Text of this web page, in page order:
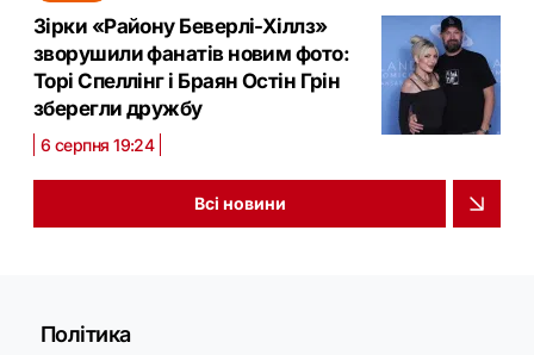
Зірки «Району Беверлі-Хіллз»
зворушили фанатів новим фото:
Торі Спеллінг і Браян Остін Грін
зберегли дружбу
6 серпня 19:24
Всі новини
Політика